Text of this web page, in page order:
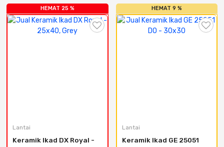
HEMAT 25 %
Lantai
Keramik Ikad DX Royal -
HEMAT 9 %
Lantai
Keramik Ikad GE 25051